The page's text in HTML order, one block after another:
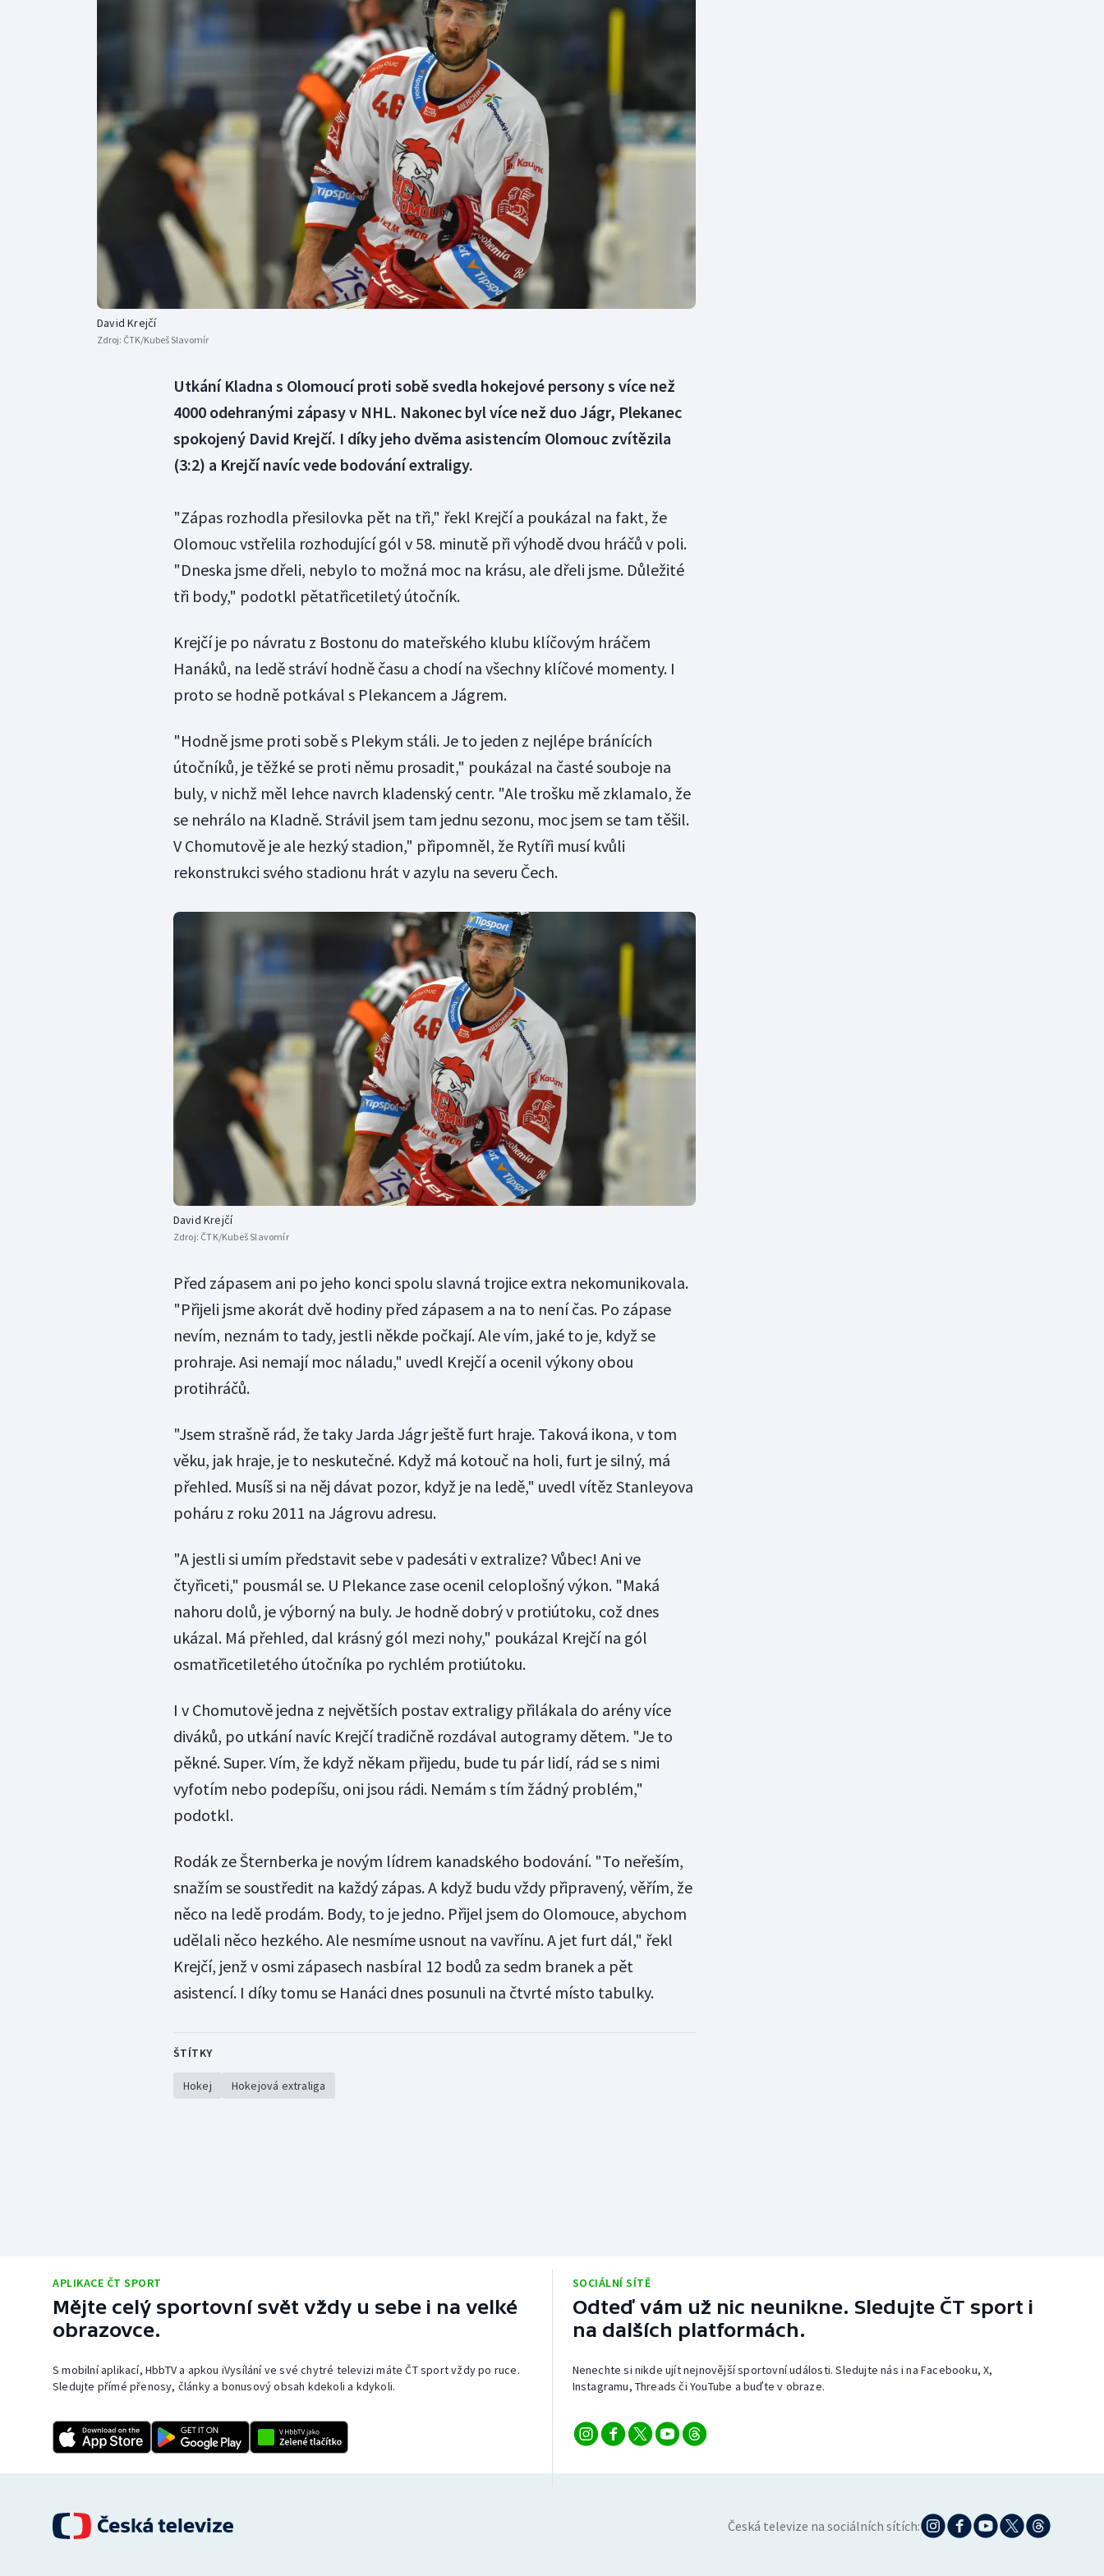
Dostihy
Florbal
Futsal
Gymnastika
Moderní pětiboj
Motorsport
Olympijské hry
Parasport
Plavání
Plážový volejbal
Triatlon
Vodní slalom
Volejbal
Ostatní
David Krejčí
Zdroj: ČTK/Kubeš Slavomír
Utkání Kladna s Olomoucí proti sobě svedla hokejové persony s více než
4000 odehranými zápasy v NHL. Nakonec byl více než duo Jágr, Plekanec
spokojený David Krejčí. I díky jeho dvěma asistencím Olomouc zvítězila
(3:2) a Krejčí navíc vede bodování extraligy.
"Zápas rozhodla přesilovka pět na tři," řekl Krejčí a poukázal na fakt, že
Olomouc vstřelila rozhodující gól v 58. minutě při výhodě dvou hráčů v poli.
"Dneska jsme dřeli, nebylo to možná moc na krásu, ale dřeli jsme. Důležité
tři body," podotkl pětatřicetiletý útočník.
Krejčí je po návratu z Bostonu do mateřského klubu klíčovým hráčem
Hanáků, na ledě stráví hodně času a chodí na všechny klíčové momenty. I
proto se hodně potkával s Plekancem a Jágrem.
"Hodně jsme proti sobě s Plekym stáli. Je to jeden z nejlépe bránících
útočníků, je těžké se proti němu prosadit," poukázal na časté souboje na
buly, v nichž měl lehce navrch kladenský centr. "Ale trošku mě zklamalo, že
se nehrálo na Kladně. Strávil jsem tam jednu sezonu, moc jsem se tam těšil.
V Chomutově je ale hezký stadion," připomněl, že Rytíři musí kvůli
rekonstrukci svého stadionu hrát v azylu na severu Čech.
David Krejčí
Zdroj: ČTK/Kubeš Slavomír
Před zápasem ani po jeho konci spolu slavná trojice extra nekomunikovala.
"Přijeli jsme akorát dvě hodiny před zápasem a na to není čas. Po zápase
nevím, neznám to tady, jestli někde počkají. Ale vím, jaké to je, když se
prohraje. Asi nemají moc náladu," uvedl Krejčí a ocenil výkony obou
protihráčů.
"Jsem strašně rád, že taky Jarda Jágr ještě furt hraje. Taková ikona, v tom
věku, jak hraje, je to neskutečné. Když má kotouč na holi, furt je silný, má
přehled. Musíš si na něj dávat pozor, když je na ledě," uvedl vítěz Stanleyova
poháru z roku 2011 na Jágrovu adresu.
"A jestli si umím představit sebe v padesáti v extralize? Vůbec! Ani ve
čtyřiceti," pousmál se. U Plekance zase ocenil celoplošný výkon. "Maká
nahoru dolů, je výborný na buly. Je hodně dobrý v protiútoku, což dnes
ukázal. Má přehled, dal krásný gól mezi nohy," poukázal Krejčí na gól
osmatřicetiletého útočníka po rychlém protiútoku.
I v Chomutově jedna z největších postav extraligy přilákala do arény více
diváků, po utkání navíc Krejčí tradičně rozdával autogramy dětem. "Je to
pěkné. Super. Vím, že když někam přijedu, bude tu pár lidí, rád se s nimi
vyfotím nebo podepíšu, oni jsou rádi. Nemám s tím žádný problém,"
podotkl.
Rodák ze Šternberka je novým lídrem kanadského bodování. "To neřeším,
snažím se soustředit na každý zápas. A když budu vždy připravený, věřím, že
něco na ledě prodám. Body, to je jedno. Přijel jsem do Olomouce, abychom
udělali něco hezkého. Ale nesmíme usnout na vavřínu. A jet furt dál," řekl
Krejčí, jenž v osmi zápasech nasbíral 12 bodů za sedm branek a pět
asistencí. I díky tomu se Hanáci dnes posunuli na čtvrté místo tabulky.
ŠTÍTKY
Hokej Hokejová extraliga
APLIKACE ČT SPORT
Mějte celý sportovní svět vždy u sebe i na velké
obrazovce.
S mobilní aplikací, HbbTV a apkou iVysílání ve své chytré televizi máte ČT sport vždy po ruce.
Sledujte přímé přenosy, články a bonusový obsah kdekoli a kdykoli.
SOCIÁLNÍ SÍTĚ
Odteď vám už nic neunikne. Sledujte ČT sport i
na dalších platformách.
Nenechte si nikde ujít nejnovější sportovní události. Sledujte nás i na Facebooku, X,
Instagramu, Threads či YouTube a buďte v obraze.
Česká televize na sociálních sítích: